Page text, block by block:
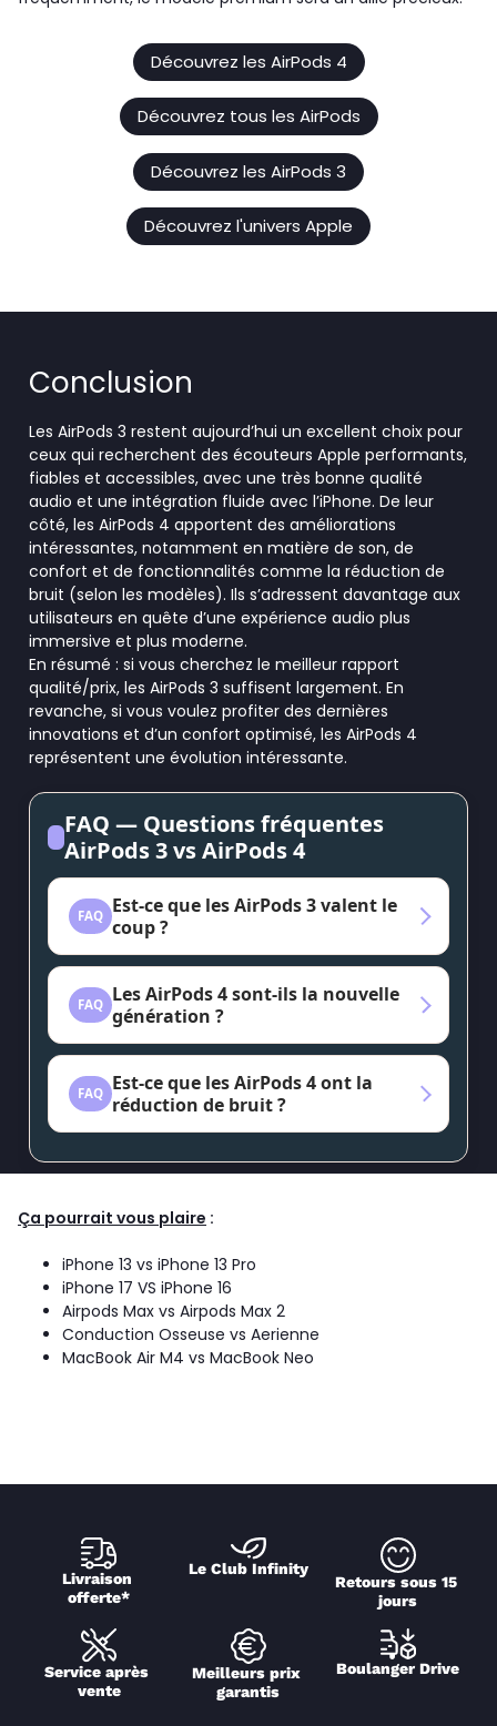
Découvrez les AirPods 4
Découvrez tous les AirPods
Découvrez les AirPods 3
Découvrez l'univers Apple
Conclusion
Les AirPods 3 restent aujourd’hui un excellent choix pour
ceux qui recherchent des écouteurs Apple performants,
fiables et accessibles, avec une très bonne qualité
audio et une intégration fluide avec l’iPhone. De leur
côté, les AirPods 4 apportent des améliorations
intéressantes, notamment en matière de son, de
confort et de fonctionnalités comme la réduction de
bruit (selon les modèles). Ils s’adressent davantage aux
utilisateurs en quête d’une expérience audio plus
immersive et plus moderne.
En résumé : si vous cherchez le meilleur rapport
qualité/prix, les AirPods 3 suffisent largement. En
revanche, si vous voulez profiter des dernières
innovations et d’un confort optimisé, les AirPods 4
représentent une évolution intéressante.
FAQ — Questions fréquentes
AirPods 3 vs AirPods 4
Est-ce que les AirPods 3 valent le
coup ?
Les AirPods 4 sont-ils la nouvelle
génération ?
Est-ce que les AirPods 4 ont la
réduction de bruit ?
Ça pourrait vous plaire :
iPhone 13 vs iPhone 13 Pro
iPhone 17 VS iPhone 16
Airpods Max vs Airpods Max 2
Conduction Osseuse vs Aerienne
MacBook Air M4 vs MacBook Neo
Livraison
offerte*
Le Club Infinity
Retours sous 15
jours
Service après
vente
Meilleurs prix
garantis
Boulanger Drive